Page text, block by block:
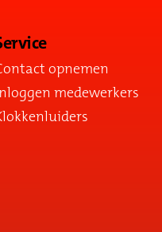
opnemen
medewerkers